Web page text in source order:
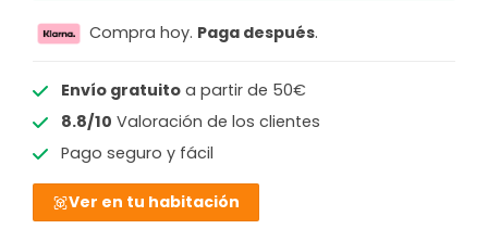
Compra hoy. Paga después.
Envío gratuitoa partir de 50€
8.8/10 Valoración de los clientes
Pago seguro y fácil
Ver en tu habitación